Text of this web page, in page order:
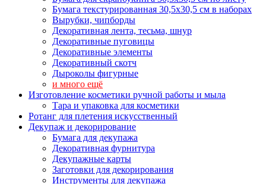
Бумага текстурированная 30,5х30,5 см в наборах
Вырубки, чипборды
Декоративная лента, тесьма, шнур
Декоративные пуговицы
Декоративные элементы
Декоративный скотч
Дыроколы фигурные
и много ещё
Изготовление косметики ручной работы и мыла
Тара и упаковка для косметики
Ротанг для плетения искусственный
Декупаж и декорирование
Бумага для декупажа
Декоративная фурнитура
Декупажные карты
Заготовки для декорирования
Инструменты для декупажа